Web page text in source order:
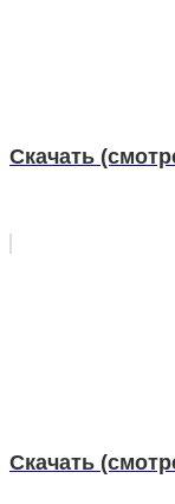
Скачать
Скачать